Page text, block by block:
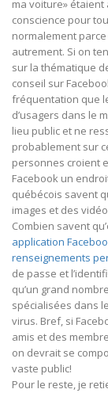
ma voiture»
conscience pour
normalement parce
autrement. Si on
sur la thématique
conseil sur
fréquentation que
d’usagers dans le
lieu public et ne
probablement sur
personnes croient
Facebook un
québécois savent
images et des
Combien savent
application
renseignements
de passe et
qu’un grand
spécialisées dans
virus. Bref, si
amis et des
on devrait se
vaste public!
Pour le reste, je